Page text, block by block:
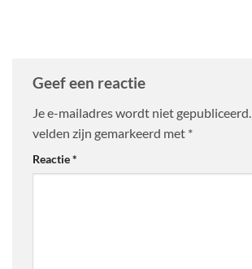
Geef een reactie
Je e-mailadres wordt niet gepubliceerd.
velden zijn gemarkeerd met *
Reactie*